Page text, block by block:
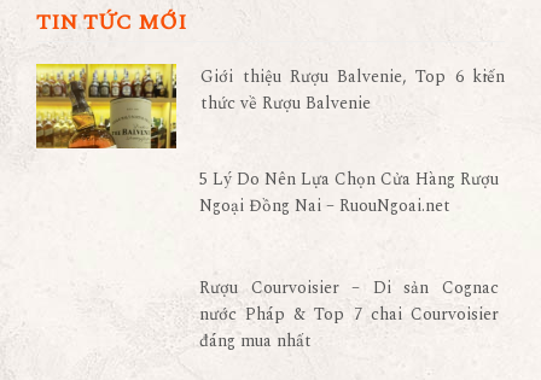
TIN TỨC MỚI
Giới thiệu Rượu Balvenie, Top 6 kiến
thức về Rượu Balvenie
5 Lý Do Nên Lựa Chọn Cửa Hàng Rượu
Ngoại Đồng Nai – RuouNgoai.net
Rượu Courvoisier – Di sản Cognac
nước Pháp & Top 7 chai Courvoisier
đáng mua nhất